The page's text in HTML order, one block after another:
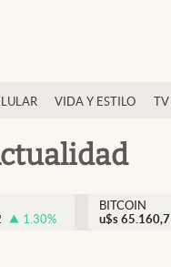
VIDA Y ESTILO TV
1.30%
BITCOIN
u$s 65.160,7